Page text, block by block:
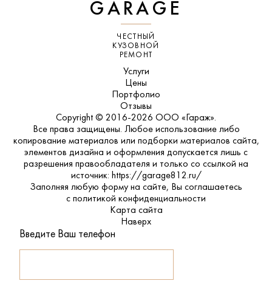
GARAGE
ЧЕСТНЫЙ
КУЗОВНОЙ
РЕМОНТ
Услуги
Цены
Портфолио
Отзывы
Copyright © 2016-2026 ООО «Гараж».
Все права защищены. Любое использование либо
копирование материалов или подборки материалов сайта,
элементов дизайна и оформления допускается лишь с
разрешения правообладателя и только со ссылкой на
источник: https://garage812.ru/
Заполняя любую форму на сайте, Вы соглашаетесь
с политикой конфиденциальности
Карта сайта
Наверх
Введите Ваш телефон